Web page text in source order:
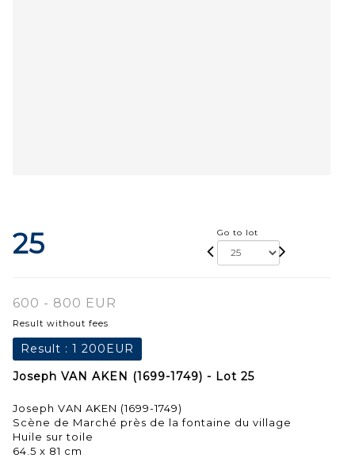
25 Go to lot
600 - 800 EUR
Result without fees
Result : 1 200EUR
Joseph VAN AKEN (1699-1749) - Lot 25
Joseph VAN AKEN (1699-1749)
Scène de Marché près de la fontaine du village
Huile sur toile
64.5 x 81 cm